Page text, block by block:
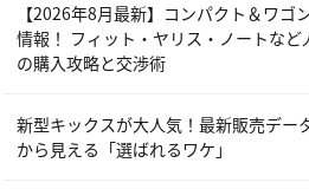
【2026年8月最新】コンパクト＆ワゴ
情報！ フィット・ヤリス・ノートなど
の購入攻略と交渉術
新型キックスが大人気！最新販売デー
から見える「選ばれるワケ」